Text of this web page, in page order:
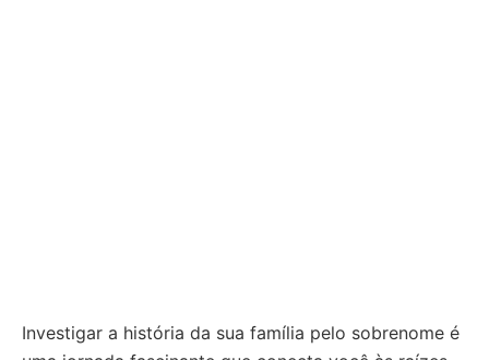
Investigar a história da sua família pelo sobrenome é